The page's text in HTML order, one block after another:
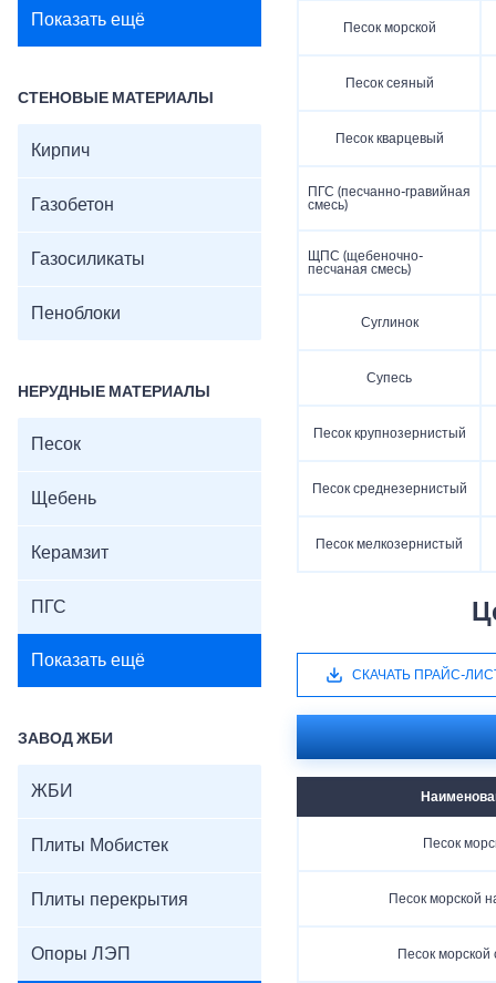
Показать ещё
СТЕНОВЫЕ МАТЕРИАЛЫ
Кирпич
Газобетон
Газосиликаты
Пеноблоки
НЕРУДНЫЕ МАТЕРИАЛЫ
Песок
Щебень
Керамзит
ПГС
Показать ещё
ЗАВОД ЖБИ
ЖБИ
Плиты Мобистек
Плиты перекрытия
Опоры ЛЭП
Песок морской
Песок сеяный
Песок кварцевый
ПГС (песчанно-гравийная
смесь)
ЩПС (щебеночно-
песчаная смесь)
Суглинок
Супесь
Песок крупнозернистый
Песок среднезернистый
Песок мелкозернистый
СКАЧАТЬ ПРАЙС-
Песок
Песок морской
Песок морской